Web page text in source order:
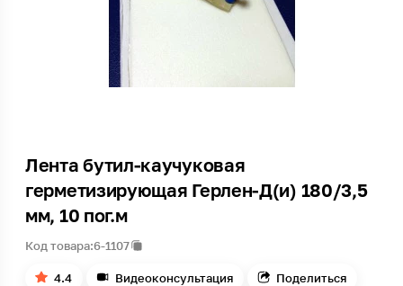
Лента бутил-каучуковая
герметизирующая Герлен-Д(и) 180/3,5
мм, 10 пог.м
Код товара:6-1107
4.4 Видеоконсультация Поделиться